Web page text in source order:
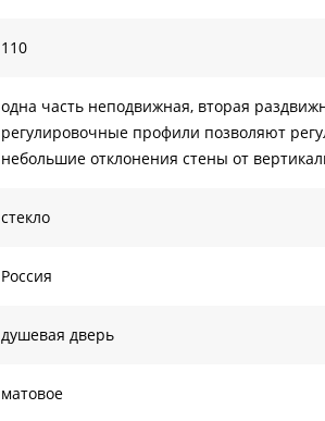
110
одна часть неподвижная, вторая
регулировочные профили позволяют
небольшие отклонения стены от
стекло
Россия
душевая дверь
матовое